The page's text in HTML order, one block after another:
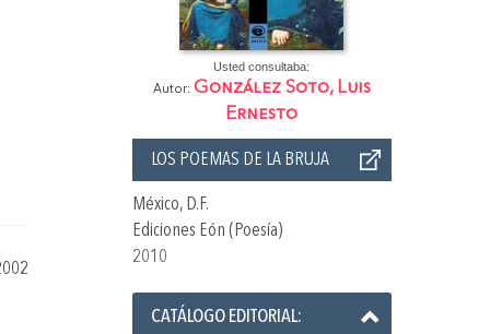
Usted consultaba:
Autor: González Soto, Luis
Ernesto
LOS POEMAS DE LA BRUJA
México, D.F.
Ediciones Eón (Poesía)
2010
CATÁLOGO EDITORIAL: